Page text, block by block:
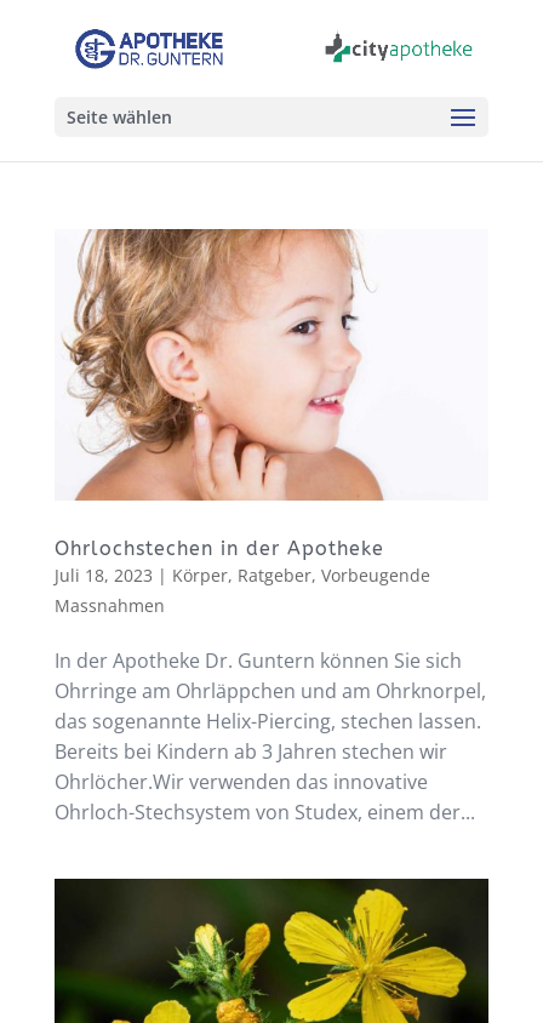
Seite wählen
Ohrlochstechen in der Apotheke
Juli 18, 2023 | Körper, Ratgeber, Vorbeugende
Massnahmen
In der Apotheke Dr. Guntern können Sie sich
Ohrringe am Ohrläppchen und am Ohrknorpel,
das sogenannte Helix-Piercing, stechen lassen.
Bereits bei Kindern ab 3 Jahren stechen wir
Ohrlöcher.Wir verwenden das innovative
Ohrloch-Stechsystem von Studex, einem der...